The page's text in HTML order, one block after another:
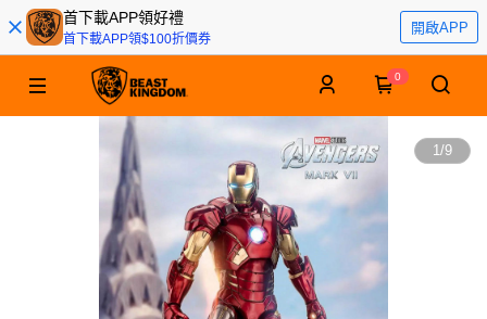
首下載APP領好禮
首下載APP領$100折價券
開啟APP
0
1/9